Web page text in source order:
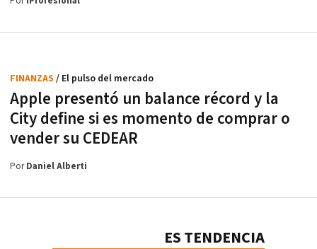
Apple presentó un balance récord y la
City define si es momento de comprar o
vender su CEDEAR
FINANZAS / El pulso del mercado
PorDaniel Alberti
ES TENDENCIA